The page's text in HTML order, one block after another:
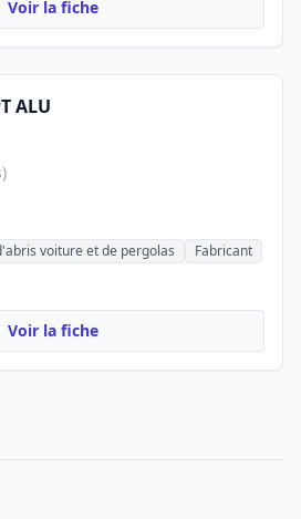
Voir la fiche
ALU
voiture et de pergolas
Fabricant
Voir la fiche